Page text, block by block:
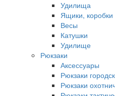
Удилища
Ящики,
Весы
Катушки
Удилище
Рюкзаки
Аксессуары
Рюкзаки
Рюкзаки